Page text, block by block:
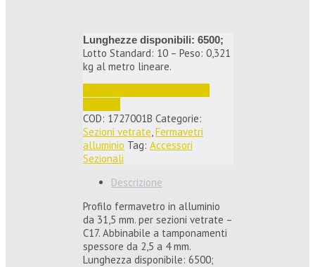
Lunghezze disponibili: 6500;
Lotto Standard: 10 – Peso: 0,321
kg al metro lineare.
COD: 1727001B Categorie:
Sezioni vetrate,Fermavetri
alluminio Tag: Accessori
Sezionali
Descrizione
Profilo fermavetro in alluminio
da 31,5 mm. per sezioni vetrate –
C17. Abbinabile a tamponamenti
spessore da 2,5 a 4 mm.
Lunghezza disponibile: 6500;